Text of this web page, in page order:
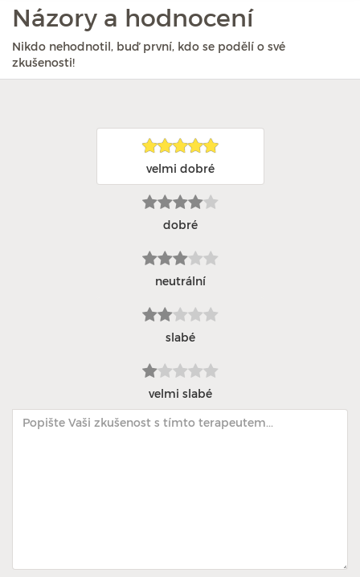
Názory a hodnocení
Nikdo nehodnotil, buď první, kdo se podělí o své
zkušenosti!
velmi dobré
dobré
neutrální
slabé
velmi slabé